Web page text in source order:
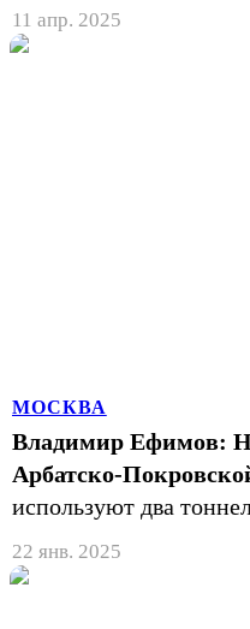
11 апр. 2025
МОСКВА
Владимир Ефимов:
Арбатско-
используют два
22 янв. 2025